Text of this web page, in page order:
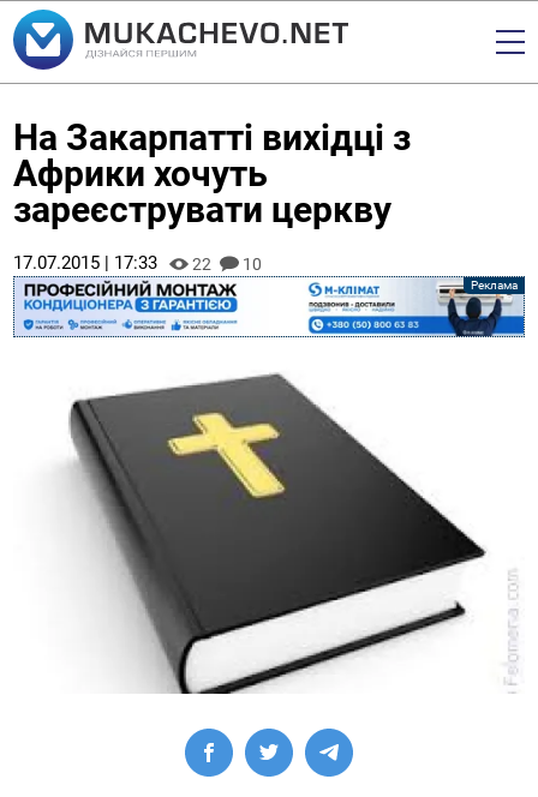
На Закарпатті вихідці з
Африки хочуть
зареєструвати церкву
17.07.2015 | 17:33 22 10